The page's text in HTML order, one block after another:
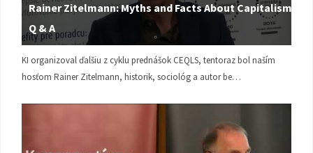
Rainer Zitelmann: Myths and Facts About Capitalism |
Q & A
KI organizoval ďalšiu z cyklu prednášok CEQLS, tentoraz bol naším
hosťom Rainer Zitelmann, historik, sociológ a autor be…